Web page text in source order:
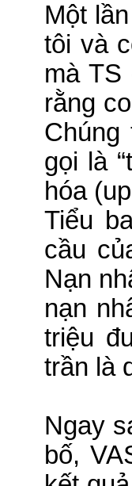
Một
tôi và
mà TS
rằng
Chúng
gọi là
hóa
Tiểu
cầu
Nạn
nạn
triệu
trần là
Ngay
bố,